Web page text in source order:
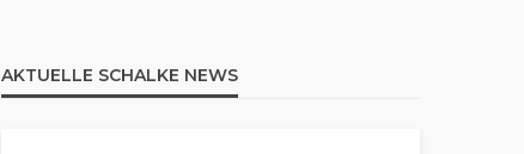
AKTUELLE SCHALKE NEWS